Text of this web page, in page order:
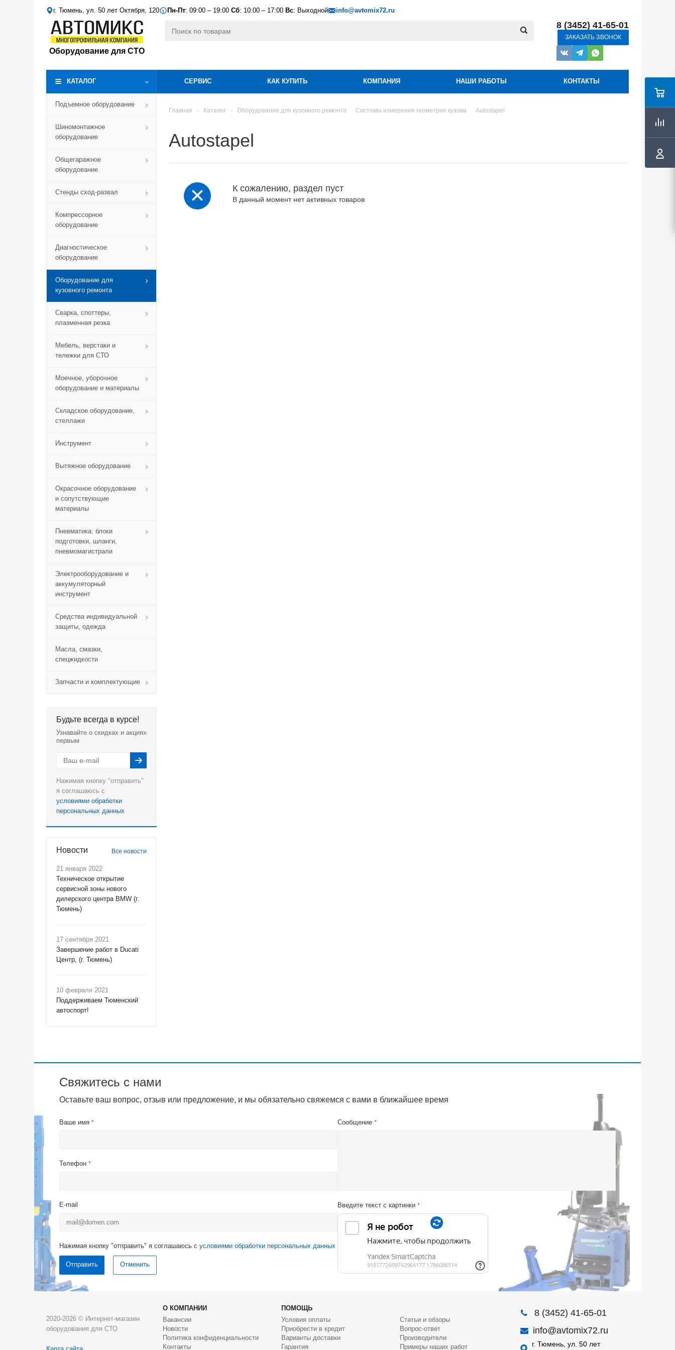
г. Тюмень, ул. 50 лет Октября, 120 Пн-Пт: 09:00 – 19:00 Сб: 10:00 – 17:00 Вс: Выходной info@avtomix72.ru
Оборудование для СТО
8 (3452) 41-65-01
ЗАКАЗАТЬ ЗВОНОК
КАТАЛОГ СЕРВИС КАК КУПИТЬ КОМПАНИЯ НАШИ РАБОТЫ КОНТАКТЫ
Подъемное оборудование
Шиномонтажное
оборудование
Общегаражное
оборудование
Стенды сход-развал
Компрессорное
оборудование
Диагностическое
оборудование
Оборудование для
кузовного ремонта
Сварка, споттеры,
плазменная резка
Мебель, верстаки и
тележки для СТО
Моечное, уборочное
оборудование и материалы
Складское оборудование,
стеллажи
Инструмент
Вытяжное оборудование
Окрасочное оборудование
и сопутствующие
материалы
Пневматика: блоки
подготовки, шланги,
пневмомагистрали
Электрооборудование и
аккумуляторный
инструмент
Средства индивидуальной
защиты, одежда
Масла, смазки,
спецжидкости
Запчасти и комплектующие
Будьте всегда в курсе!
Узнавайте о скидках и акциях
первым
Нажимая кнопку "отправить"
я соглашаюсь с
условиями обработки
персональных данных
Новости Все новости
21 января 2022
Техническое открытие
сервисной зоны нового
дилерского центра BMW (г.
Тюмень)
17 сентября 2021
Завершение работ в Ducati
Центр, (г. Тюмень)
10 февраля 2021
Поддерживаем Тюменский
автоспорт!
Главная - Каталог - Оборудование для кузовного ремонта Системы измерения геометрии кузова Autostapel
Autostapel
К сожалению, раздел пуст
В данный момент нет активных товаров
Свяжитесь с нами
Оставьте ваш вопрос, отзыв или предложение, и мы обязательно свяжемся с вами в ближайшее время
Ваше имя *
Телефон *
E-mail
Сообщение *
Введите текст с картинки *
Нажимая кнопку "отправить" я соглашаюсь с условиями обработки персональных данных
Отменить
2020-2026 © Интернет-магазин
оборудования для СТО
О КОМПАНИИ
ПОМОЩЬ
Вакансии
Новости
Политика конфиденциальности
Контакты
Условия оплаты
Приобрести в кредит
Варианты доставки
Гарантия
Статьи и обзоры
Вопрос-ответ
Производители
Примеры наших работ
8 (3452) 41-65-01
info@avtomix72.ru
г. Тюмень, ул. 50 лет